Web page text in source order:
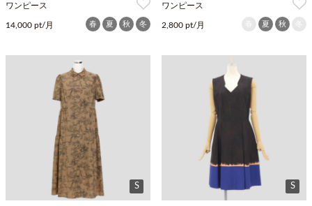
ワンピース
14,000 pt/月 春 夏 秋 冬
ワンピース
2,800 pt/月 夏 秋
S S